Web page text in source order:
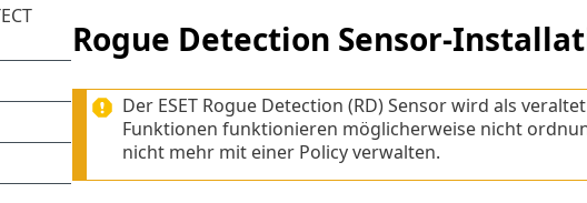
Rogue Detection Sensor-
Der ESET Rogue Detection (RD) Sensor wird als
Funktionen funktionieren möglicherweise nicht
nicht mehr mit einer Policy verwalten.